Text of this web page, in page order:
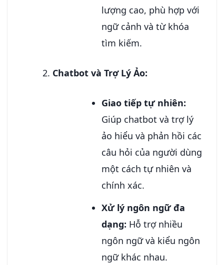
lượng cao, phù hợp với
ngữ cảnh và từ khóa
tìm kiếm.
Chatbot và Trợ Lý Ảo:
Giao tiếp tự nhiên:
Giúp chatbot và trợ lý
ảo hiểu và phản hồi các
câu hỏi của người dùng
một cách tự nhiên và
chính xác.
Xử lý ngôn ngữ đa
dạng: Hỗ trợ nhiều
ngôn ngữ và kiểu ngôn
ngữ khác nhau.